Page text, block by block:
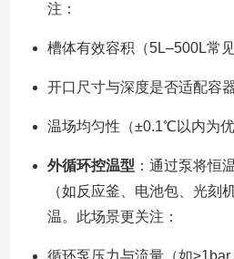
注：
槽体有效容积（5L–500L常见
开口尺寸与深度是否适配容
温场均匀性（±0.1℃以内为优
外循环控温型 ：通过泵将恒
（如反应釜、电池包、光刻
温。此场景更关注：